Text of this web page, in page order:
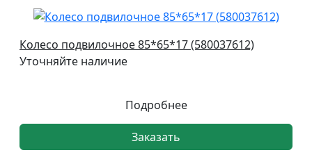
Колесо подвилочное 85*65*17 (580037612)
Уточняйте наличие
Подробнее
Заказать